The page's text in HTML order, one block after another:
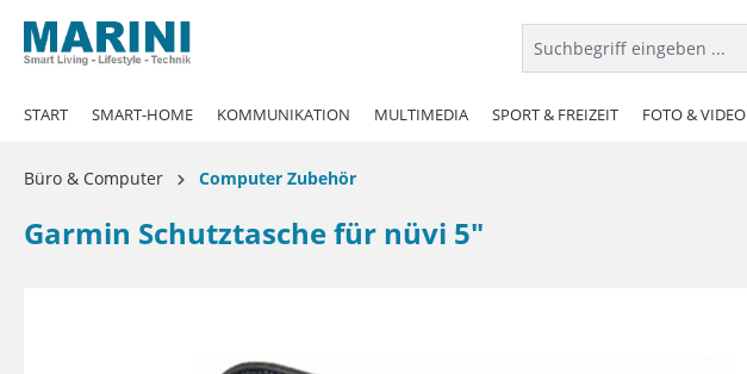
Zur Hauptnavigation springen
START SMART-HOME KOMMUNIKATION MULTIMEDIA SPORT & FREIZEIT FOTO & VIDEO
Büro & Computer Computer Zubehör
Garmin Schutztasche für nüvi 5"